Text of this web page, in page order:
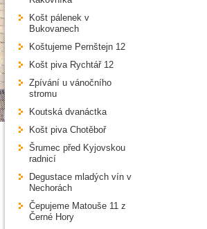
Košt pálenek v
Bukovanech
Koštujeme Pernštejn 12
Košt piva Rychtář 12
Zpívání u vánočního
stromu
Koutská dvanáctka
Košt piva Chotěboř
Šrumec před Kyjovskou
radnicí
Degustace mladých vín v
Nechorách
Čepujeme Matouše 11 z
Černé Hory